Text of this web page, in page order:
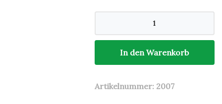
Pelješac
Menge
In den Warenkorb
Artikelnummer: 2007